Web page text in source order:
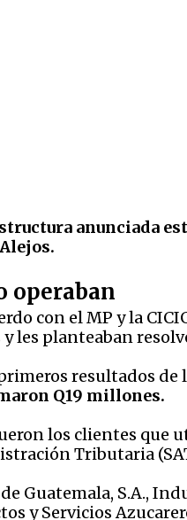
anunciada
operaban
con el MP y la
y les planteaban
resultados
Q19 millones.
los clientes que
Tributaria
Guatemala, S.A.,
y Servicios